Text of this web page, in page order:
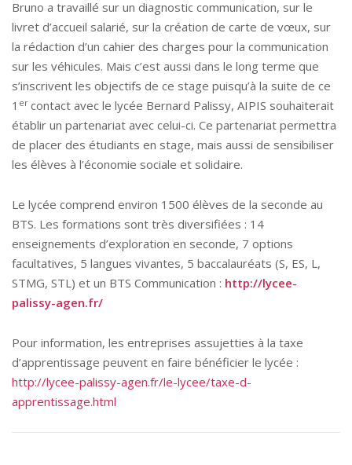
Bruno a travaillé sur un diagnostic communication, sur le
livret d’accueil salarié, sur la création de carte de vœux, sur
la rédaction d’un cahier des charges pour la communication
sur les véhicules. Mais c’est aussi dans le long terme que
s’inscrivent les objectifs de ce stage puisqu’à la suite de ce
1 er contact avec le lycée Bernard Palissy, AIPIS souhaiterait
établir un partenariat avec celui-ci. Ce partenariat permettra
de placer des étudiants en stage, mais aussi de sensibiliser
les élèves à l’économie sociale et solidaire.
Le lycée comprend environ 1500 élèves de la seconde au
BTS. Les formations sont très diversifiées : 14
enseignements d’exploration en seconde, 7 options
facultatives, 5 langues vivantes, 5 baccalauréats (S, ES, L,
STMG, STL) et un BTS Communication : http://lycee-
palissy-agen.fr/
Pour information, les entreprises assujetties à la taxe
d’apprentissage peuvent en faire bénéficier le lycée :
http://lycee-palissy-agen.fr/le-lycee/taxe-d-
apprentissage.html